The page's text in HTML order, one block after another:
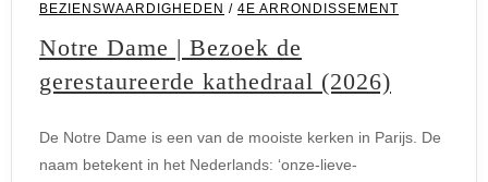
BEZIENSWAARDIGHEDEN / 4E ARRONDISSEMENT
Notre Dame | Bezoek de
gerestaureerde kathedraal (2026)
De Notre Dame is een van de mooiste kerken in Parijs. De
naam betekent in het Nederlands: ‘onze-lieve-